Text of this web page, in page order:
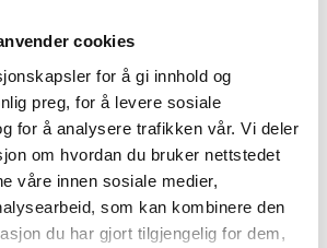
cookies
for å gi innhold og
preg, for å levere sosiale
for å analysere trafikken vår. Vi deler
om hvordan du bruker nettstedet
våre innen sosiale medier,
som kan kombinere den
du har gjort tilgjengelig for dem,